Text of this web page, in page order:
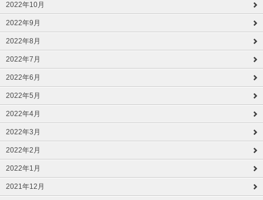
2022年10月
2022年9月
2022年8月
2022年7月
2022年6月
2022年5月
2022年4月
2022年3月
2022年2月
2022年1月
2021年12月